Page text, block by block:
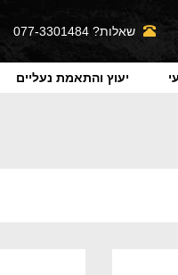
שאלות? 077-3301484
יעוץ והתאמת נעליים